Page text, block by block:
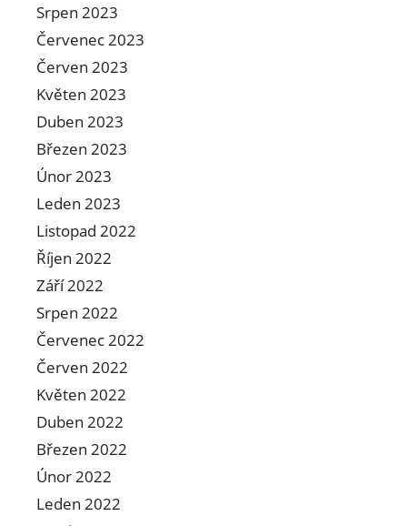
Srpen 2023
Červenec 2023
Červen 2023
Květen 2023
Duben 2023
Březen 2023
Únor 2023
Leden 2023
Listopad 2022
Říjen 2022
Září 2022
Srpen 2022
Červenec 2022
Červen 2022
Květen 2022
Duben 2022
Březen 2022
Únor 2022
Leden 2022